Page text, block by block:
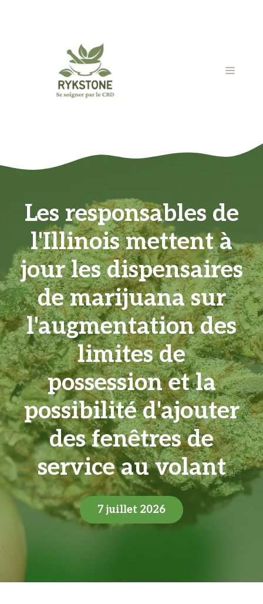
MENU
Les responsables de
l'Illinois mettent à
jour les dispensaires
de marijuana sur
l'augmentation des
limites de
possession et la
possibilité d'ajouter
des fenêtres de
service au volant
7 juillet 2026